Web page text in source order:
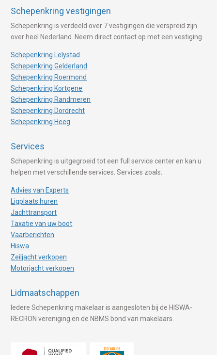
Schepenkring vestigingen
Schepenkring is verdeeld over 7 vestigingen die verspreid zijn
over heel Nederland. Neem direct contact op met een vestiging.
Schepenkring Lelystad
Schepenkring Gelderland
Schepenkring Roermond
Schepenkring Kortgene
Schepenkring Randmeren
Schepenkring Dordrecht
Schepenkring Heeg
Services
Schepenkring is uitgegroeid tot een full service center en kan u
helpen met verschillende services. Services zoals:
Advies van Experts
Ligplaats huren
Jachttransport
Taxatie van uw boot
Vaarberichten
Hiswa
Zeiljacht verkopen
Motorjacht verkopen
Lidmaatschappen
Iedere Schepenkring makelaar is aangesloten bij de HISWA-
RECRON vereniging en de NBMS bond van makelaars.